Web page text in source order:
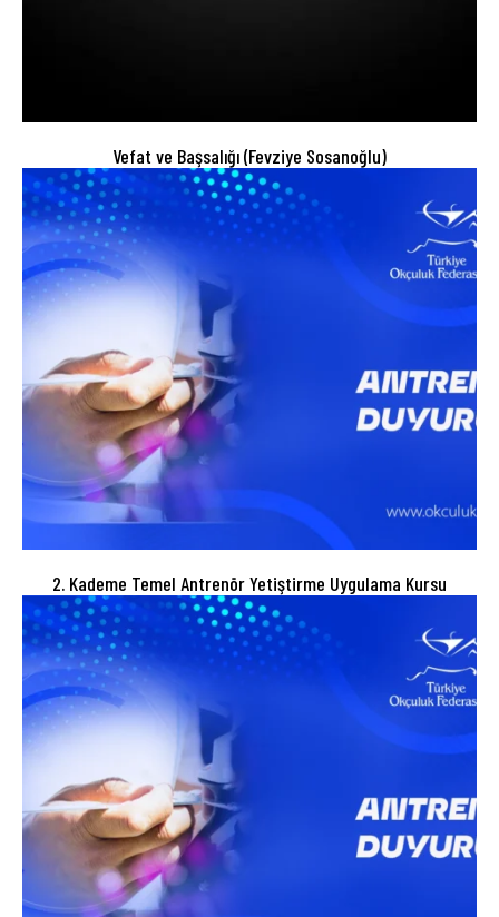
Vefat ve Başsalığı (Fevziye Sosanoğlu)
2. Kademe Temel Antrenör Yetiştirme Uygulama Kursu